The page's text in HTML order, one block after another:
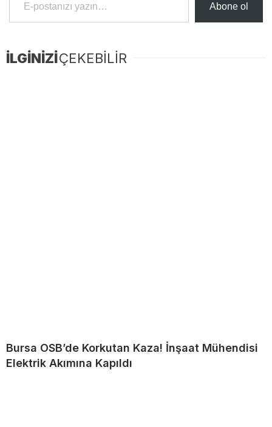
Abone ol
İLGİNİZİÇEKEBİLİR
Bursa OSB’de Korkutan Kaza! İnşaat Mühendisi
Elektrik Akımına Kapıldı